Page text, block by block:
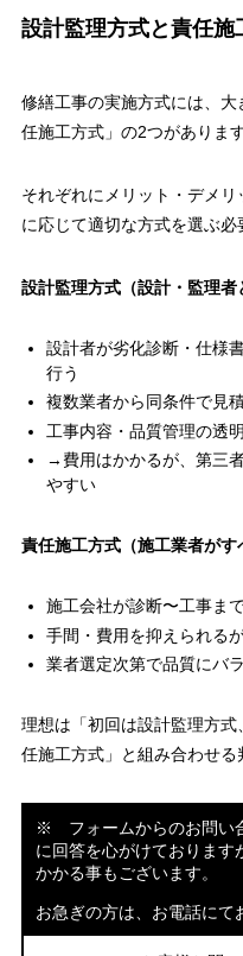
設計監理方式と責任
修繕工事の実施方式には、
任施工方式」の2つがあります
それぞれにメリット・デメ
に応じて適切な方式を選ぶ必
設計監理方式（設計・監理者
設計者が劣化診断・仕様
行う
複数業者から同条件で見
工事内容・品質管理の透
→費用はかかるが、第三
やすい
責任施工方式（施工業者がす
施工会社が診断〜工事ま
手間・費用を抑えられる
業者選定次第で品質にバ
理想は「初回は設計監理方
任施工方式」と組み合わせる
※ フォームからのお問い
に回答を心がけております
かかる事もございます。
お急ぎの方は、お電話にて